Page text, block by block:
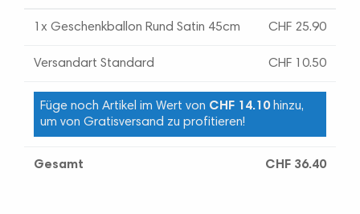
1x Geschenkballon Rund Satin 45cm CHF 25.90
Versandart Standard CHF 10.50
Füge noch Artikel im Wert von CHF 14.10hinzu,
um von Gratisversand zu profitieren!
Gesamt CHF 36.40